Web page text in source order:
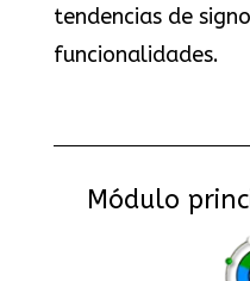
tendencias de
funcionalidades.
Módulo